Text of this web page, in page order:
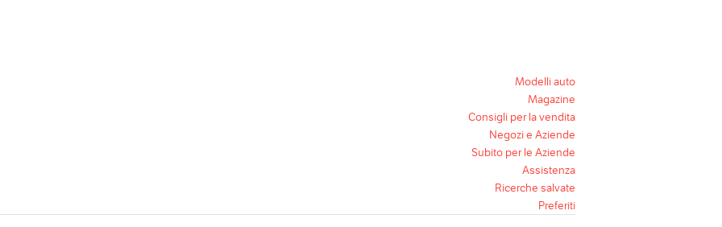
Modelli auto
Magazine
Consigli per la vendita
Negozi e Aziende
Subito per le Aziende
Assistenza
Ricerche salvate
Preferiti